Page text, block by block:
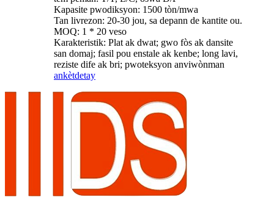
Kapasite pwodiksyon: 1500 tòn/mwa
Tan livrezon: 20-30 jou, sa depann de kantite ou.
MOQ: 1 * 20 veso
Karakteristik: Plat ak dwat; gwo fòs ak dansite
san domaj; fasil pou enstale ak kenbe; long lavi,
reziste dife ak bri; pwoteksyon anviwònman
ankètdetay